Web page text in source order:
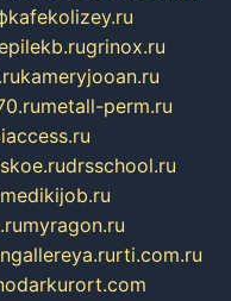
kafekolizey.ru
grinox.ru
kameryjooan.ru
metall-perm.ru
drsschool.ru
medikijob.ru
myragon.ru
rti.com.ru